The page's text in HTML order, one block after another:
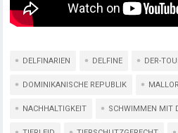
DELFINARIEN DELFINE DER-
DOMINIKANISCHE REPUBLIK
NACHHALTIGKEIT SCHWIMMEN MIT